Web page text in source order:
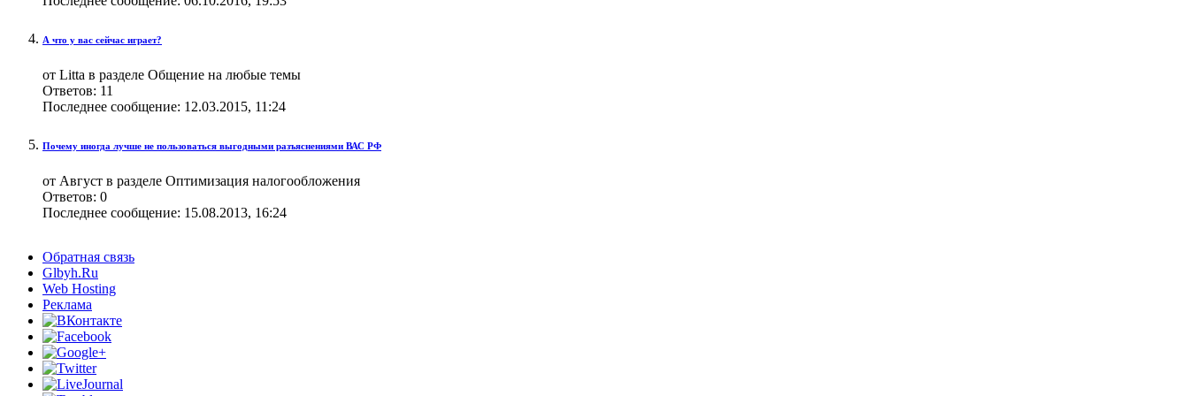
А что у вас сейчас играет?
от Litta в разделе Общение на любые темы
Ответов: 11
Последнее сообщение: 12.03.2015, 11:24
Почему иногда лучше не пользоваться выгодными разъяснениями ВАС РФ
от Август в разделе Оптимизация налогообложения
Ответов: 0
Последнее сообщение: 15.08.2013, 16:24
Обратная связь
Glbyh.Ru
Web Hosting
Реклама